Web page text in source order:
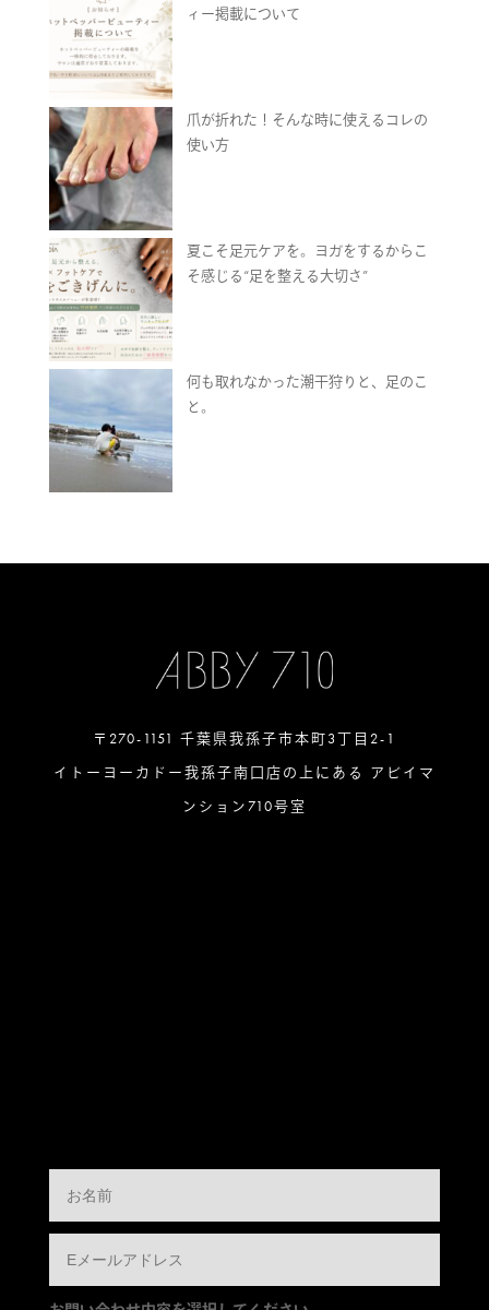
ィー掲載について
爪が折れた！そんな時に使えるコレの
使い方
夏こそ足元ケアを。ヨガをするからこ
そ感じる“足を整える大切さ”
何も取れなかった潮干狩りと、足のこ
と。
〒270-1151 千葉県我孫子市本町3丁目2-1
イトーヨーカドー我孫子南口店の上にある アビイマ
ンション710号室